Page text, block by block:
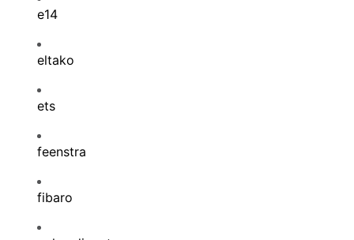
e14
eltako
ets
feenstra
fibaro